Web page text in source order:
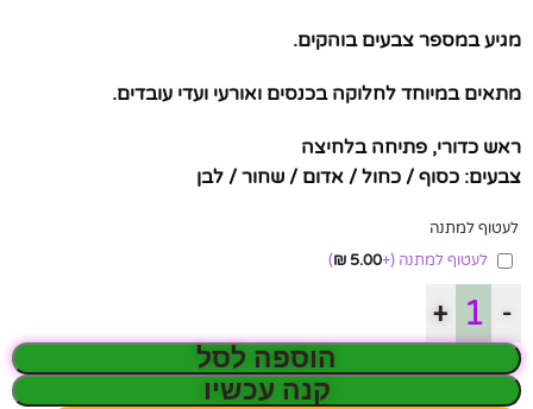
מגיע במספר צבעים בוהקים.
מתאים במיוחד לחלוקה בכנסים ואורעי ועדי עובדים.
ראש כדורי, פתיחה בלחיצה
צבעים: כסוף / כחול / אדום / שחור / לבן
לעטוף למתנה
לעטוף למתנה (+
5.00
₪
)
-
+
הוספה לסל
קנה עכשיו